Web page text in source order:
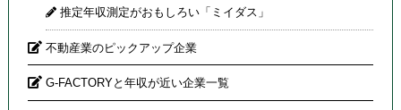
推定年収測定がおもしろい「ミイダス」
不動産業のピックアップ企業
G-FACTORYと年収が近い企業一覧